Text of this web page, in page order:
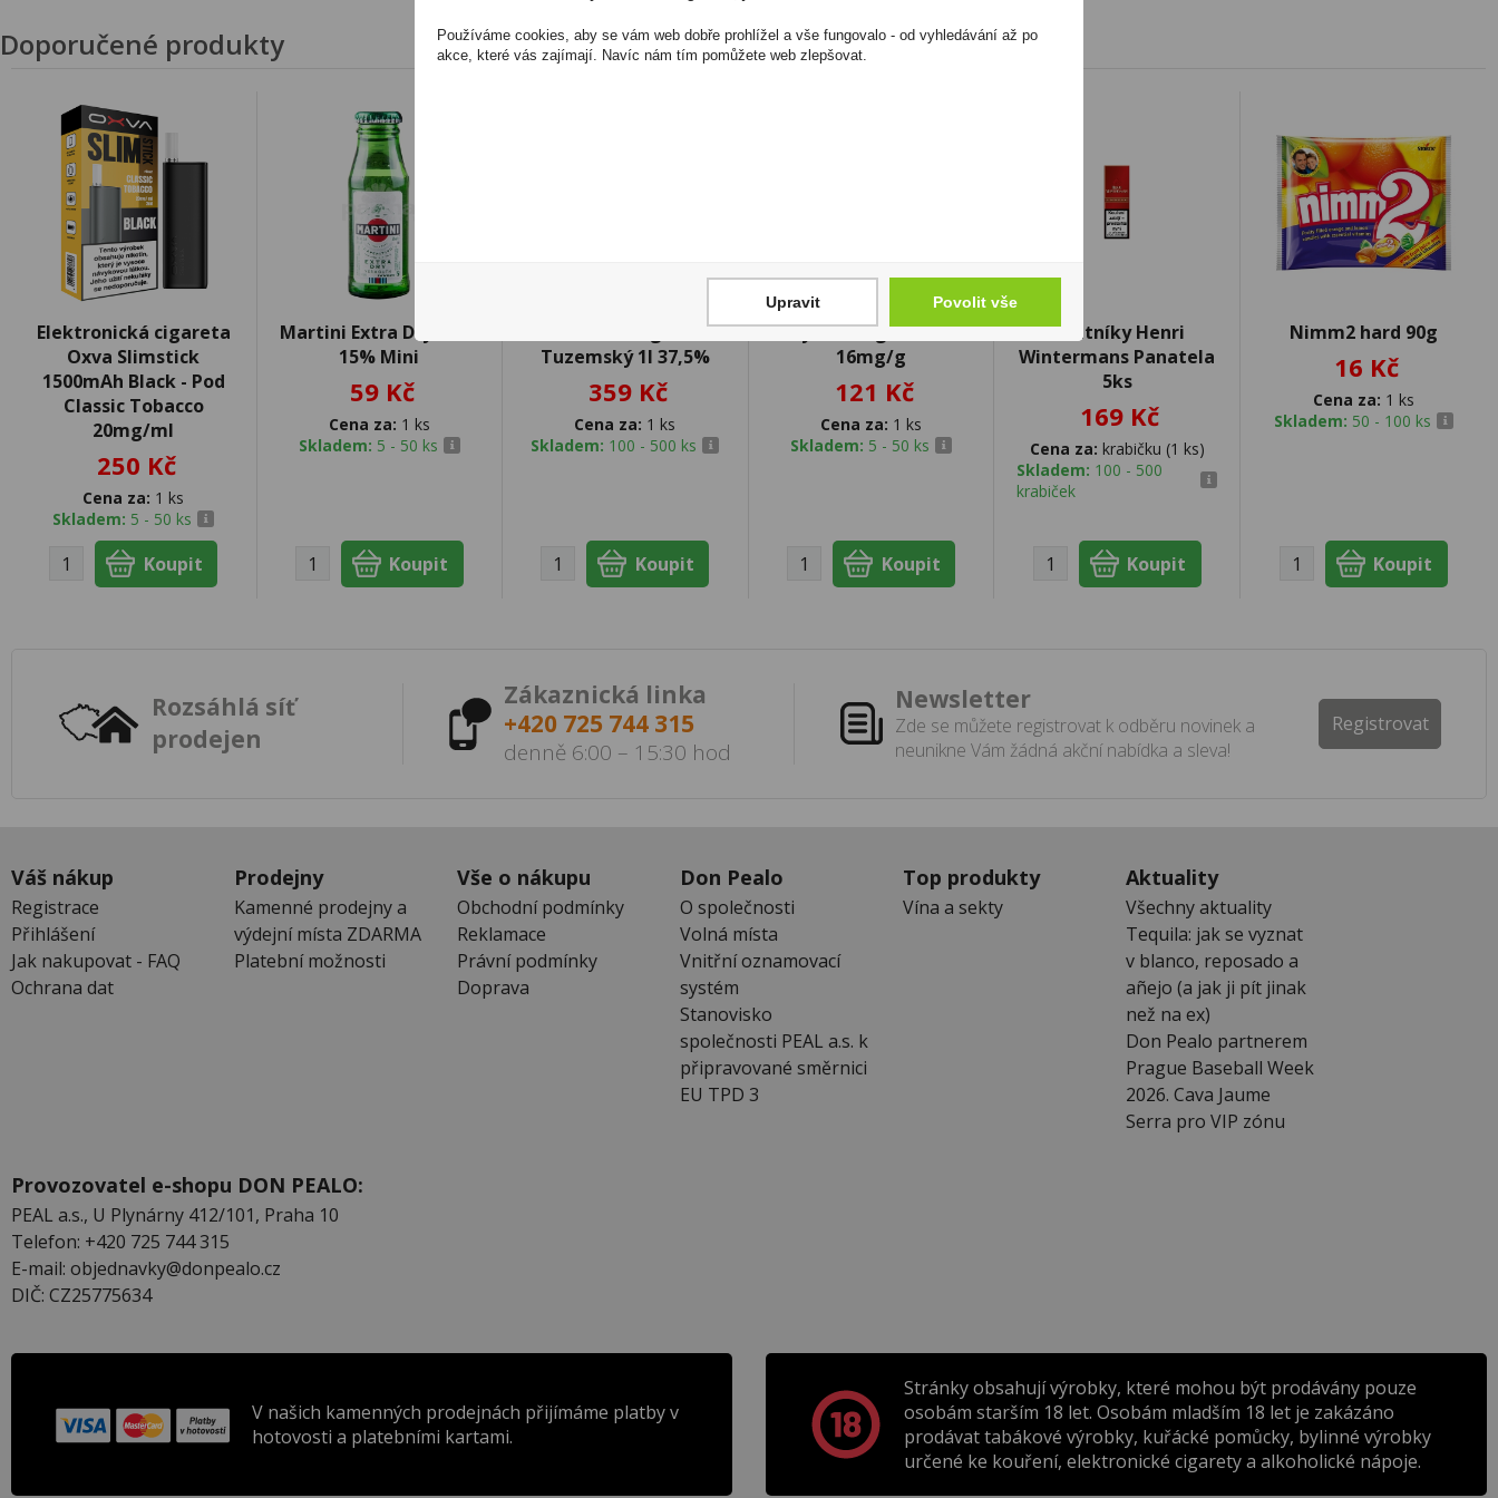
Doporučené produkty
Elektronická cigareta
Oxva Slimstick
1500mAh Black - Pod
Classic Tobacco
20mg/ml
250 Kč
Cena za: 1 ks
Skladem: 5 - 50 ks
Martini Extra Dry 0,06l
15% Mini
59 Kč
Cena za: 1 ks
Skladem: 5 - 50 ks
Tuzemský 1l 37,5%
359 Kč
Cena za: 1 ks
Skladem: 100 - 500 ks
Syx Strong Freeze
16mg/g
121 Kč
Cena za: 1 ks
Skladem: 5 - 50 ks
Doutníky Henri
Wintermans Panatela
5ks
169 Kč
Cena za: krabičku (1 ks)
Skladem: 100 - 500
krabiček
Nimm2 hard 90g
16 Kč
Cena za: 1 ks
Skladem: 50 - 100 ks
Rozsáhlá síť
prodejen
Zákaznická linka
+420 725 744 315
denně 6:00 – 15:30 hod
Newsletter
Zde se můžete registrovat k odběru novinek a
neunikne Vám žádná akční nabídka a sleva!
Registrovat
Váš nákup
Registrace
Přihlášení
Jak nakupovat - FAQ
Ochrana dat
Prodejny
Kamenné prodejny a
výdejní místa ZDARMA
Platební možnosti
Vše o nákupu
Obchodní podmínky
Reklamace
Právní podmínky
Doprava
Don Pealo
O společnosti
Volná místa
Vnitřní oznamovací
systém
Stanovisko
společnosti PEAL a.s. k
připravované směrnici
EU TPD 3
Top produkty
Vína a sekty
Aktuality
Všechny aktuality
Tequila: jak se vyznat
v blanco, reposado a
añejo (a jak ji pít jinak
než na ex)
Don Pealo partnerem
Prague Baseball Week
2026. Cava Jaume
Serra pro VIP zónu
Provozovatel e-shopu DON PEALO:
PEAL a.s., U Plynárny 412/101, Praha 10
Telefon: +420 725 744 315
E-mail: objednavky@donpealo.cz
DIČ: CZ25775634
V našich kamenných prodejnách přijímáme platby v
hotovosti a platebními kartami.
Stránky obsahují výrobky, které mohou být prodávány pouze
osobám starším 18 let. Osobám mladším 18 let je zakázáno
prodávat tabákové výrobky, kuřácké pomůcky, bylinné výrobky
určené ke kouření, elektronické cigarety a alkoholické nápoje.
Používáme cookies, aby se vám web dobře prohlížel a vše fungovalo - od vyhledávání až po
akce, které vás zajímají. Navíc nám tím pomůžete web zlepšovat.
Upravit Povolit vše